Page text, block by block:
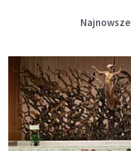
Najnowsze